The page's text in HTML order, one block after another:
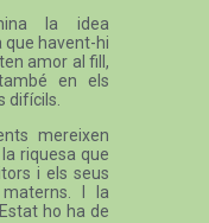
la idea
que havent-hi
amor al fill,
en els
difícils.
mereixen
riquesa que
i els seus
I la
ho ha de